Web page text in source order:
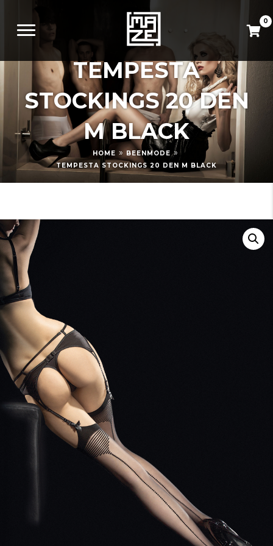
0
TEMPESTA
STOCKINGS 20 DEN
M BLACK
HOME » BEENMODE »
TEMPESTA STOCKINGS 20 DEN M BLACK